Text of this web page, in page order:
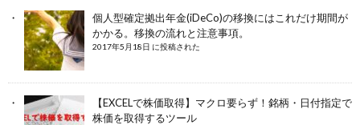
個人型確定拠出年金(iDeCo)の移換にはこれだけ期間が
かかる。移換の流れと注意事項。
2017年5月18日 に投稿された
【EXCELで株価取得】マクロ要らず！銘柄・日付指定で
株価を取得するツール